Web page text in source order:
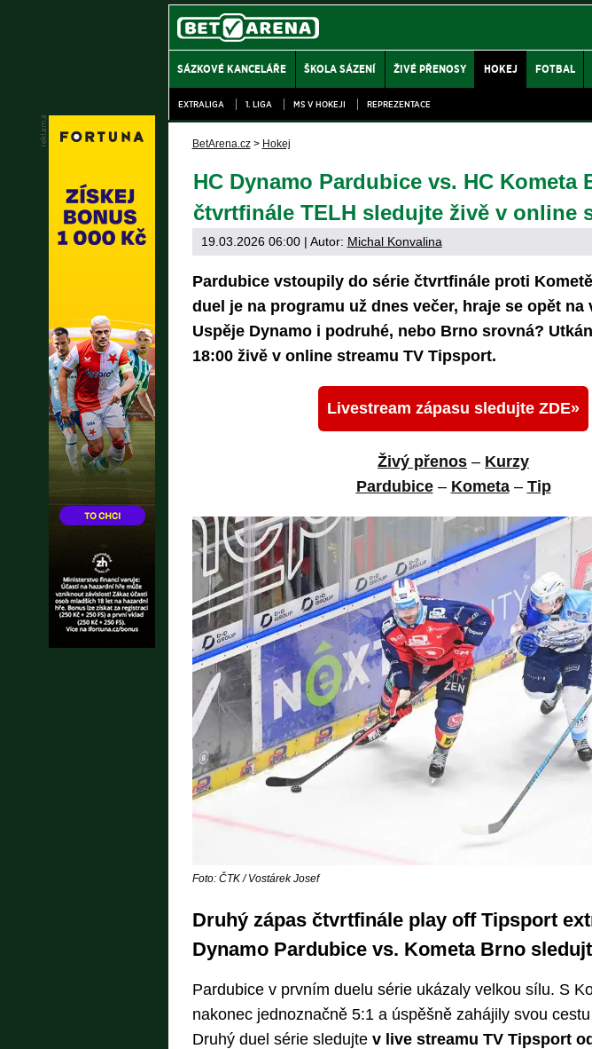
SÁZKOVÉ KANCELÁŘE ŠKOLA SÁZENÍ ŽIVÉ PŘENOSY HOKEJ FOTBAL
EXTRALIGA 1. LIGA MS V HOKEJI REPREZENTACE
BetArena.cz > Hokej
HC Dynamo Pardubice vs. HC Kometa
čtvrtfinále TELH sledujte živě v online
19.03.2026 06:00| Autor: Michal Konvalina
Pardubice vstoupily do série čtvrtfinále proti
duel je na programu už dnes večer, hraje se opět na
Uspěje Dynamo i podruhé, nebo Brno srovná?
18:00 živě v online streamu TV Tipsport.
Livestream zápasu sledujte ZDE
Živý přenos – Kurzy
Pardubice – Kometa– Tip
Foto: ČTK / Vostárek Josef
Druhý zápas čtvrtfinále play off Tipsport
Dynamo Pardubice vs. Kometa Brno
Pardubice v prvním duelu série ukázaly velkou sílu. S
nakonec jednoznačně 5:1 a úspěšně zahájily svou
Druhý duel série sledujte v live streamu TV Tipsport